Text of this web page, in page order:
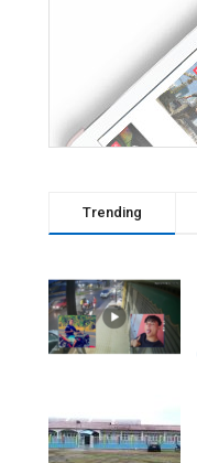
Trending